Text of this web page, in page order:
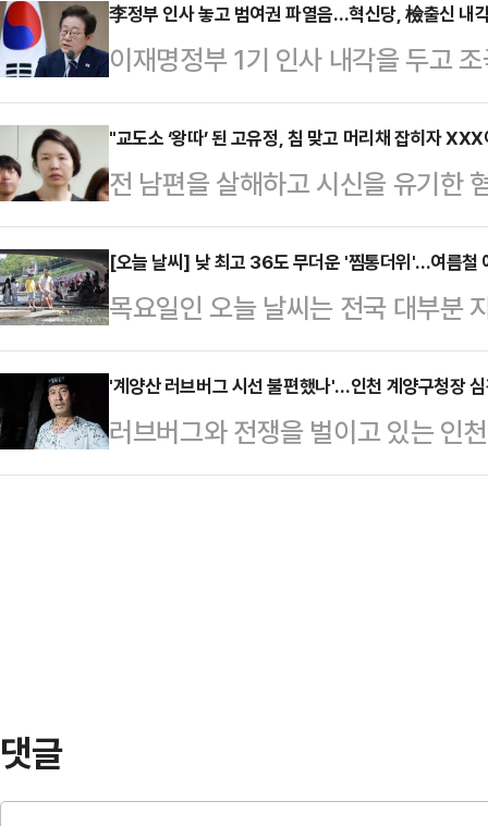
만큼, 강단 있는 모습으로 당의 새
감을 내놓고 있다. 이와 함께 일각
주도권을 잡고 있는 상황에서 안 의
렷하고, 차기 당권을 잡게 될 새 지
있는 만큼 실효 있는 성과를 내기가
언석 국민의힘 …
李정부 인사 놓고 범여권 파열음…혁신당, 檢출신 내
이재명정부 1기 인사 내각을 두고
체'를 사명으로 내걸고 선명성을 강
찰개혁의 핵심 역할을 수행할 민정
을 기용하면서다.나아가 이 대통령
을 맡았던 인물들을 대거 검찰 고위
하냐"는 반발까지 잇따르면서 우당
빚어지는 형국이다.혁신당은 2일
출신의 봉욱 전 김앤장법률사무소…
"교도소 ‘왕따’ 된 고유정, 침 맞고 머리채 잡히자
전 남편을 살해하고 시신을 유기한
도소에 수감 중인 고유정의 근황이
인물史 미스터.리'(이하 '모던인물
했다.고유정은 2019년 5월 아들의
찾은 전 남편에게 몰래 수면제를 먹
게 한 살인범이다. 시신을 훼손한
바다에 버리고, 일부는 경기도 김포
했다.제주…
[오늘 날씨] 낮 최고 36도 무더운 '찜통더위'...여름철
목요일인 오늘 날씨는 전국 대부분
체감온도가 33도 이상으로 올라 무
"전국이 구름 많다가 오후부터 차
체감온도가 33도 이상 올라 매우
야가 나타나는 곳이 있겠다"고 예
'계양산 러브버그 시선 불편했나'…인천 계양구청장
러브버그와 전쟁을 벌이고 있는 인
서 이목이 쏠리고 있는 가운데, 윤
댓글